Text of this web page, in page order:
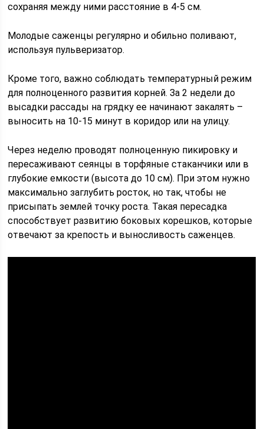
сохраняя между ними расстояние в 4-5 см.
Молодые саженцы регулярно и обильно поливают,
используя пульверизатор.
Кроме того, важно соблюдать температурный режим
для полноценного развития корней. За 2 недели до
высадки рассады на грядку ее начинают закалять –
выносить на 10-15 минут в коридор или на улицу.
Через неделю проводят полноценную пикировку и
пересаживают сеянцы в торфяные стаканчики или в
глубокие емкости (высота до 10 см). При этом нужно
максимально заглубить росток, но так, чтобы не
присыпать землей точку роста. Такая пересадка
способствует развитию боковых корешков, которые
отвечают за крепость и выносливость саженцев.